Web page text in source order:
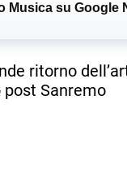
Musica su Google
ritorno
post Sanremo